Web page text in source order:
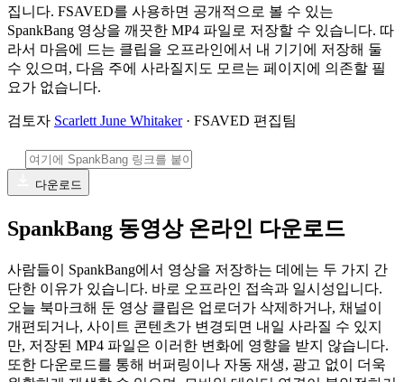
집니다. FSAVED를 사용하면 공개적으로 볼 수 있는
SpankBang 영상을 깨끗한 MP4 파일로 저장할 수 있습니다. 따
라서 마음에 드는 클립을 오프라인에서 내 기기에 저장해 둘
수 있으며, 다음 주에 사라질지도 모르는 페이지에 의존할 필
요가 없습니다.
검토자 Scarlett June Whitaker· FSAVED 편집팀
다운로드
SpankBang 동영상 온라인 다운로드
사람들이 SpankBang에서 영상을 저장하는 데에는 두 가지 간
단한 이유가 있습니다. 바로 오프라인 접속과 일시성입니다.
오늘 북마크해 둔 영상 클립은 업로더가 삭제하거나, 채널이
개편되거나, 사이트 콘텐츠가 변경되면 내일 사라질 수 있지
만, 저장된 MP4 파일은 이러한 변화에 영향을 받지 않습니다.
또한 다운로드를 통해 버퍼링이나 자동 재생, 광고 없이 더욱